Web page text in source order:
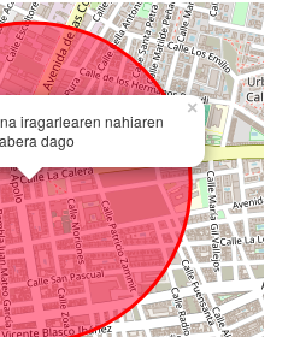
iragarlearen nahiaren
dago
×